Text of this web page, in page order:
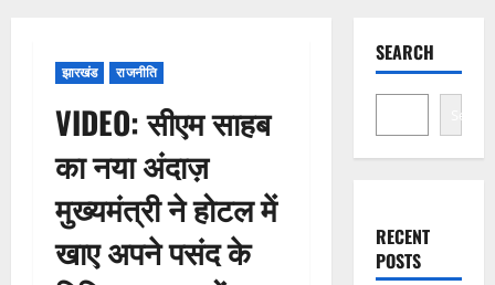
झारखंड राजनीति
VIDEO: सीएम साहब
का नया अंदाज़
मुख्यमंत्री ने होटल में
खाए अपने पसंद के
SEARCH
Search
RECENT
POSTS